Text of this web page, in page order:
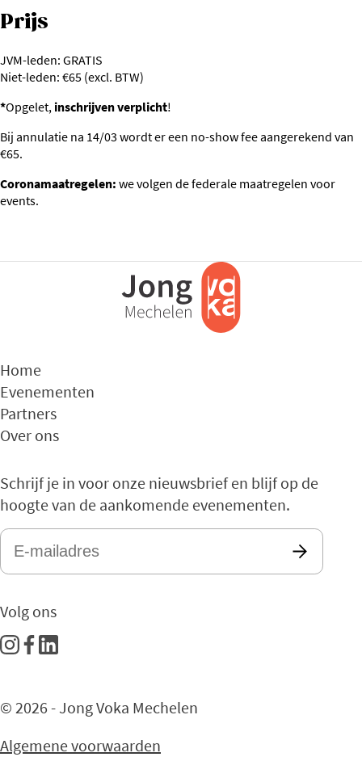
Prijs
JVM-leden: GRATIS
Niet-leden: €65 (excl. BTW)
*Opgelet, inschrijven verplicht!
Bij annulatie na 14/03 wordt er een no-show fee aangerekend van
€65.
Coronamaatregelen: we volgen de federale maatregelen voor
events.
Home
Evenementen
Partners
Over ons
Schrijf je in voor onze nieuwsbrief en blijf op de
hoogte van de aankomende evenementen.
E-
mailadres*
Volg ons
© 2026 - Jong Voka Mechelen
Algemene voorwaarden